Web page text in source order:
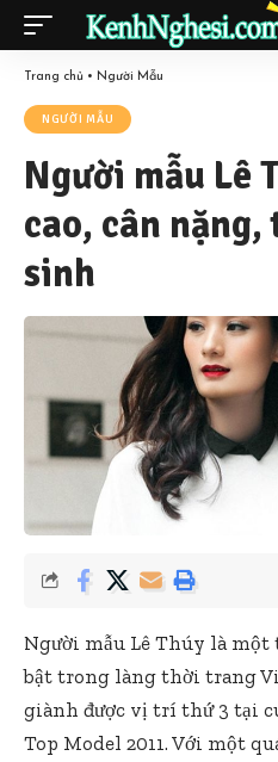
Trang chủ • Người Mẫu
NGƯỜI MẪU
Người mẫu Lê
cao, cân
sinh
Người mẫu Lê Thúy là
bật trong làng thời trang
giành được vị trí thứ 3 tại
Top Model 2011. Với một